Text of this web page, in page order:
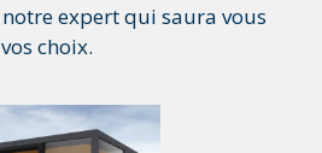
notre expert qui saura vous
choix.